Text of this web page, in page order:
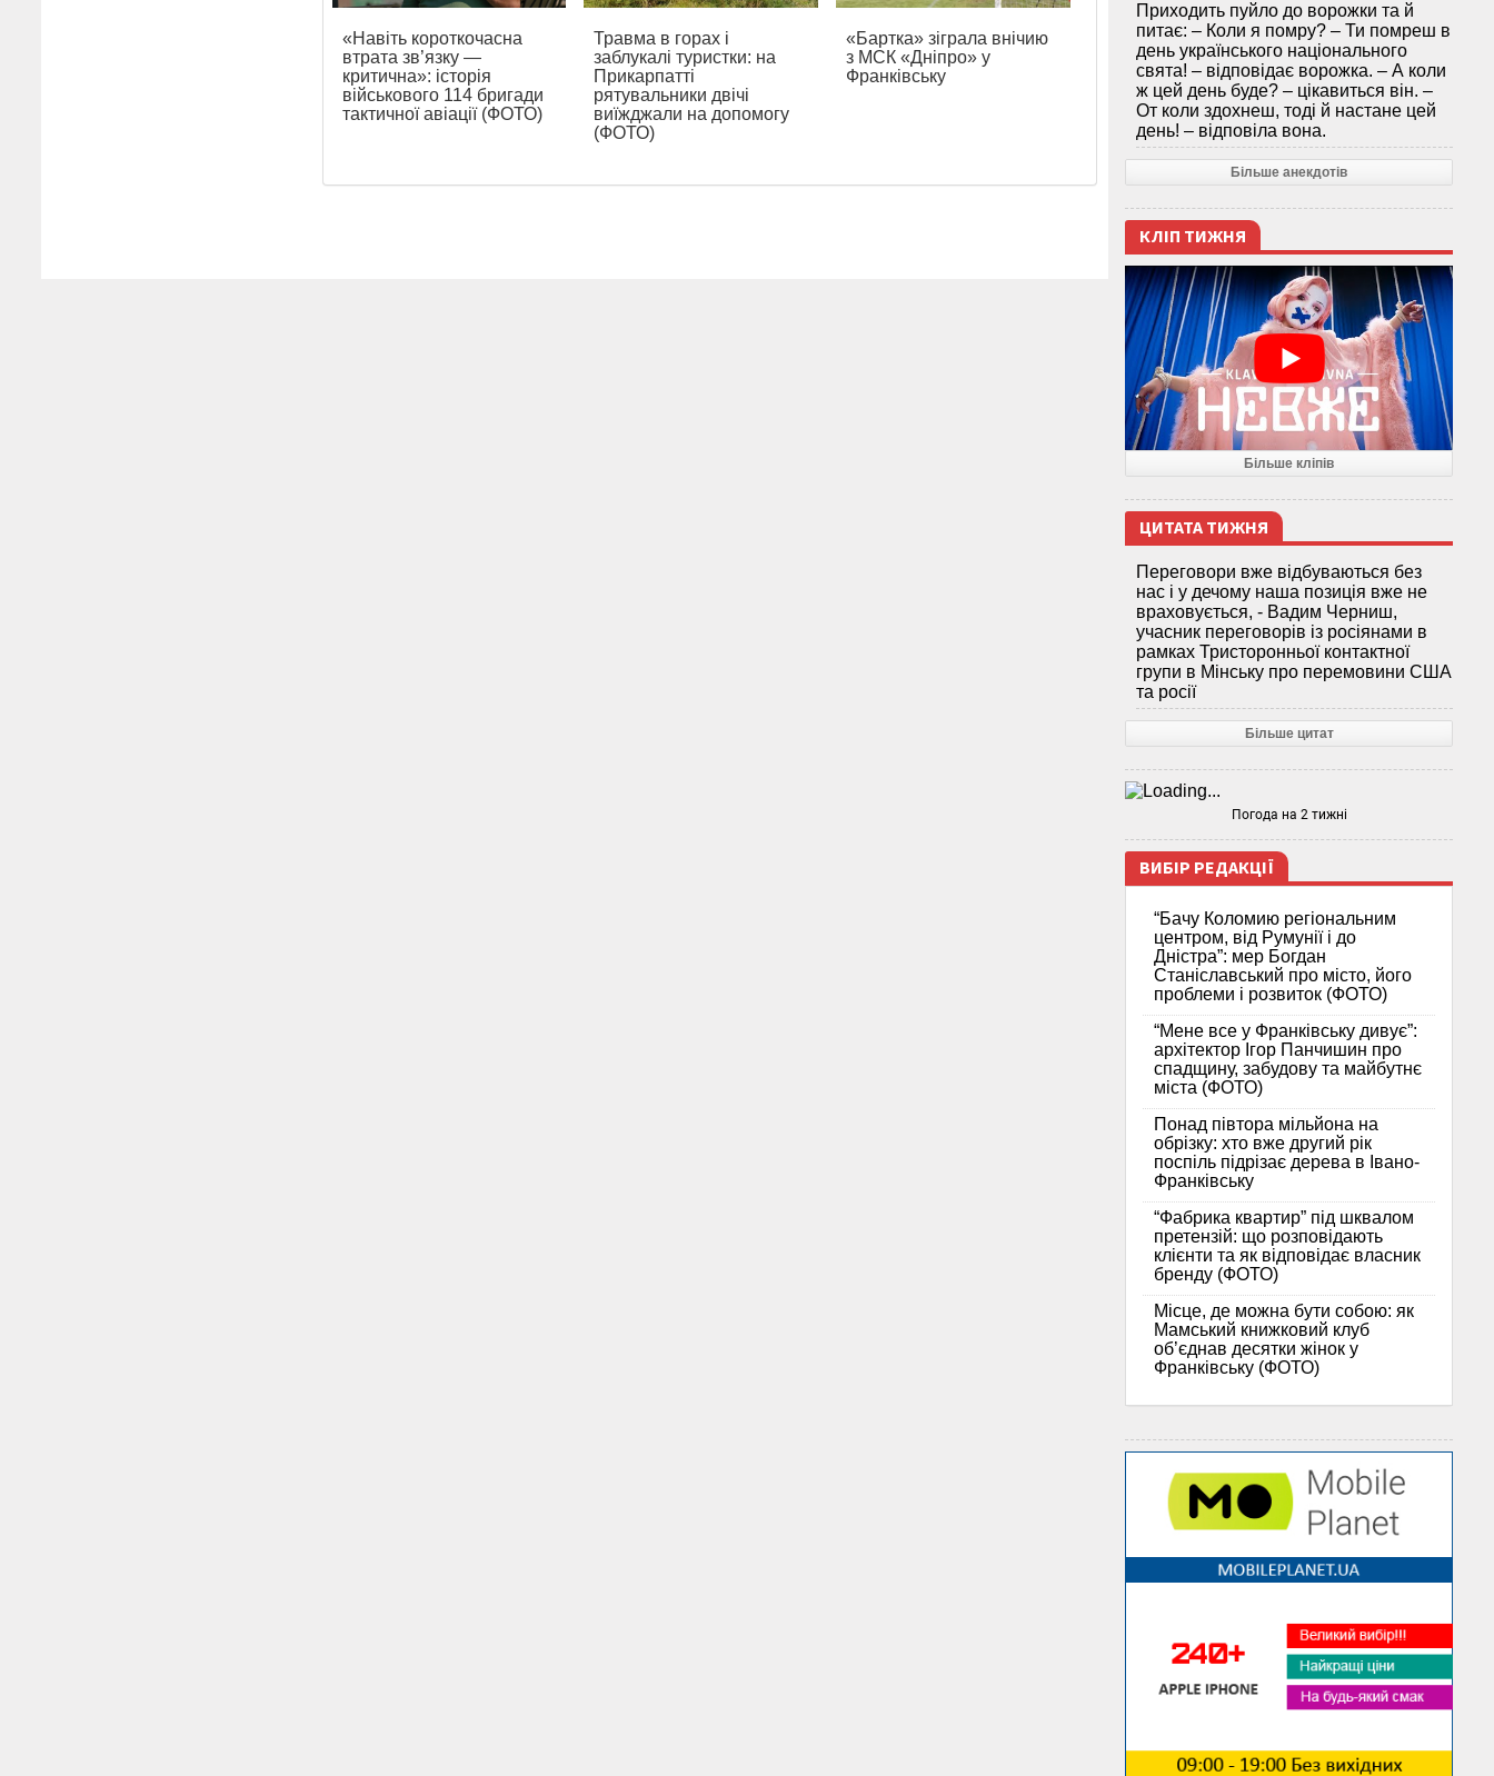
«Навіть короткочасна
втрата зв’язку —
критична»: історія
військового 114 бригади
тактичної авіації (ФОТО)
Травма в горах і
заблукалі туристки: на
Прикарпатті
рятувальники двічі
виїжджали на допомогу
(ФОТО)
«Бартка» зіграла внічию
з МСК «Дніпро» у
Франківську
Приходить пуйло до ворожки та й
питає: – Коли я помру? – Ти помреш в
день українського національного
свята! – відповідає ворожка. – А коли
ж цей день буде? – цікавиться він. –
От коли здохнеш, тоді й настане цей
день! – відповіла вона.
Більше анекдотів
КЛІП ТИЖНЯ
Більше кліпів
ЦИТАТА ТИЖНЯ
Переговори вже відбуваються без
нас і у дечому наша позиція вже не
враховується, - Вадим Черниш,
учасник переговорів із росіянами в
рамках Тристоронньої контактної
групи в Мінську про перемовини США
та росії
Більше цитат
Погода на 2 тижні
ВИБІР РЕДАКЦІЇ
“Бачу Коломию регіональним
центром, від Румунії і до
Дністра”: мер Богдан
Станіславський про місто, його
проблеми і розвиток (ФОТО)
“Мене все у Франківську дивує”:
архітектор Ігор Панчишин про
спадщину, забудову та майбутнє
міста (ФОТО)
Понад півтора мільйона на
обрізку: хто вже другий рік
поспіль підрізає дерева в Івано-
Франківську
“Фабрика квартир” під шквалом
претензій: що розповідають
клієнти та як відповідає власник
бренду (ФОТО)
Місце, де можна бути собою: як
Мамський книжковий клуб
об’єднав десятки жінок у
Франківську (ФОТО)